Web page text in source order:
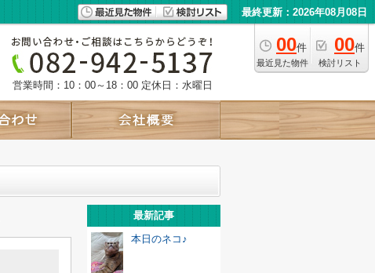
最終更新：2026年08月08日
00件
最近見た物件
00件
検討リスト
営業時間：10：00～18：00 定休日：水曜日
最新記事
本日のネコ♪